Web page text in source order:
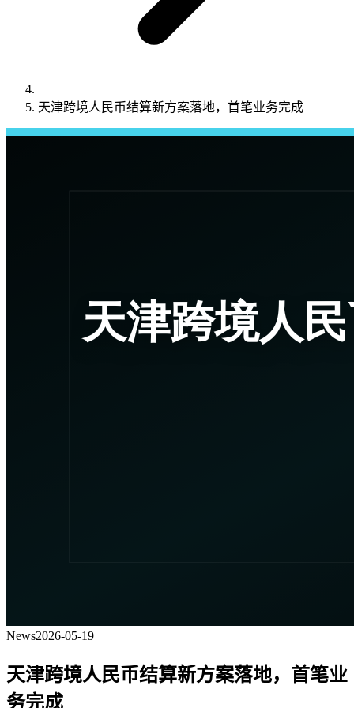
天津跨境人民币结算新方案落地，首笔业务完成
News2026-05-19
天津跨境人民币结算新方案落地，首笔业
务完成